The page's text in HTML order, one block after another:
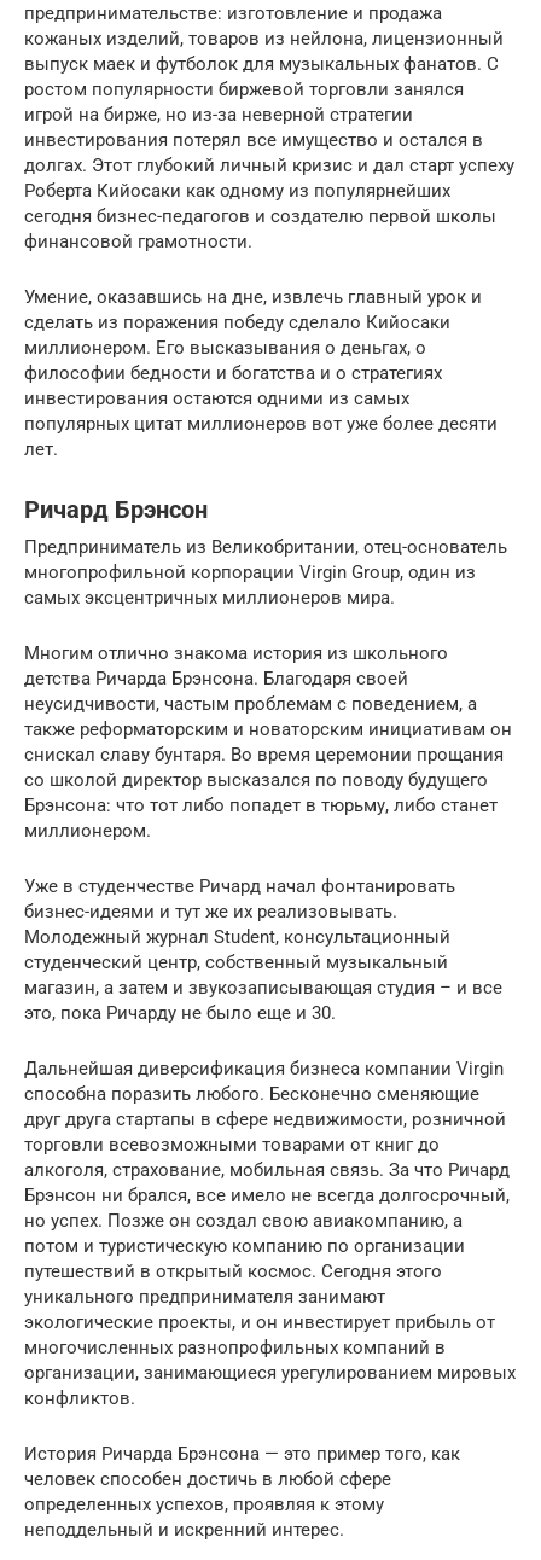
предпринимательстве: изготовление и продажа
кожаных изделий, товаров из нейлона, лицензионный
выпуск маек и футболок для музыкальных фанатов. С
ростом популярности биржевой торговли занялся
игрой на бирже, но из-за неверной стратегии
инвестирования потерял все имущество и остался в
долгах. Этот глубокий личный кризис и дал старт успеху
Роберта Кийосаки как одному из популярнейших
сегодня бизнес-педагогов и создателю первой школы
финансовой грамотности.
Умение, оказавшись на дне, извлечь главный урок и
сделать из поражения победу сделало Кийосаки
миллионером. Его высказывания о деньгах, о
философии бедности и богатства и о стратегиях
инвестирования остаются одними из самых
популярных цитат миллионеров вот уже более десяти
лет.
Ричард Брэнсон
Предприниматель из Великобритании, отец-основатель
многопрофильной корпорации Virgin Group, один из
самых эксцентричных миллионеров мира.
Многим отлично знакома история из школьного
детства Ричарда Брэнсона. Благодаря своей
неусидчивости, частым проблемам с поведением, а
также реформаторским и новаторским инициативам он
снискал славу бунтаря. Во время церемонии прощания
со школой директор высказался по поводу будущего
Брэнсона: что тот либо попадет в тюрьму, либо станет
миллионером.
Уже в студенчестве Ричард начал фонтанировать
бизнес-идеями и тут же их реализовывать.
Молодежный журнал Student, консультационный
студенческий центр, собственный музыкальный
магазин, а затем и звукозаписывающая студия – и все
это, пока Ричарду не было еще и 30.
Дальнейшая диверсификация бизнеса компании Virgin
способна поразить любого. Бесконечно сменяющие
друг друга стартапы в сфере недвижимости, розничной
торговли всевозможными товарами от книг до
алкоголя, страхование, мобильная связь. За что Ричард
Брэнсон ни брался, все имело не всегда долгосрочный,
но успех. Позже он создал свою авиакомпанию, а
потом и туристическую компанию по организации
путешествий в открытый космос. Сегодня этого
уникального предпринимателя занимают
экологические проекты, и он инвестирует прибыль от
многочисленных разнопрофильных компаний в
организации, занимающиеся урегулированием мировых
конфликтов.
История Ричарда Брэнсона — это пример того, как
человек способен достичь в любой сфере
определенных успехов, проявляя к этому
неподдельный и искренний интерес.